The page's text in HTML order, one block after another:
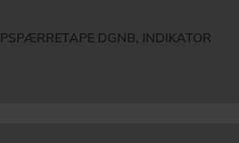
DGNB, INDIKATOR